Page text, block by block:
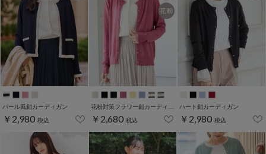
パール風釦カーディガン
￥2,980 税込
花粉対策フラワー釦カーディガン
￥2,680 税込
ハート釦カーディガン
￥2,980 税込